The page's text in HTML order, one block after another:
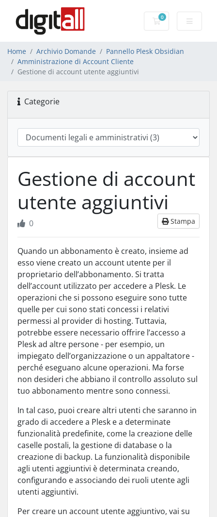
0
Carrello
Home Archivio Domande
Pannello Plesk Obsidian
Amministrazione di Account Cliente
Gestione di account utente aggiuntivi
Categorie
Gestione di account
utente aggiuntivi
Stampa
0
Quando un abbonamento è creato, insieme ad
esso viene creato un account utente per il
proprietario dell’abbonamento. Si tratta
dell’account utilizzato per accedere a Plesk. Le
operazioni che si possono eseguire sono tutte
quelle per cui sono stati concessi i relativi
permessi al provider di hosting. Tuttavia,
potrebbe essere necessario offrire l’accesso a
Plesk ad altre persone - per esempio, un
impiegato dell’organizzazione o un appaltatore -
perché eseguano alcune operazioni. Ma forse
non desideri che abbiano il controllo assoluto sul
tuo abbonamento mentre sono connessi.
In tal caso, puoi creare altri utenti che saranno in
grado di accedere a Plesk e a determinate
funzionalità predefinite, come la creazione delle
caselle postali, la gestione di database o la
creazione di backup. La funzionalità disponibile
agli utenti aggiuntivi è determinata creando,
configurando e associando dei ruoli utente agli
utenti aggiuntivi.
Per creare un account utente aggiuntivo, vai su